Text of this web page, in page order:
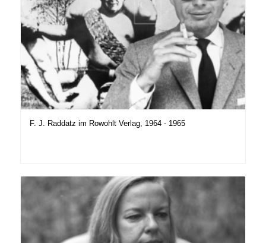
F. J. Raddatz im Rowohlt Verlag, 1964 - 1965